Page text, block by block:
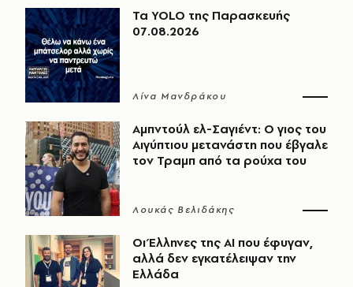
Τα YOLO της Παρασκευής
07.08.2026
Λίνα Μανδράκου
Αμπντούλ ελ-Σαγιέντ: Ο γιος του
Αιγύπτιου μετανάστη που έβγαλε
τον Τραμπ από τα ρούχα του
Λουκάς Βελιδάκης
Οι Έλληνες της ΑΙ που έφυγαν,
αλλά δεν εγκατέλειψαν την
Ελλάδα